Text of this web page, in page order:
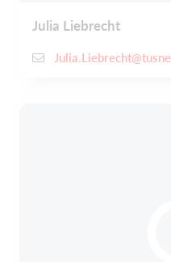
Julia Liebrecht